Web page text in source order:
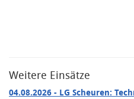
Weitere Einsätze
04.08.2026 - LG Scheuren: